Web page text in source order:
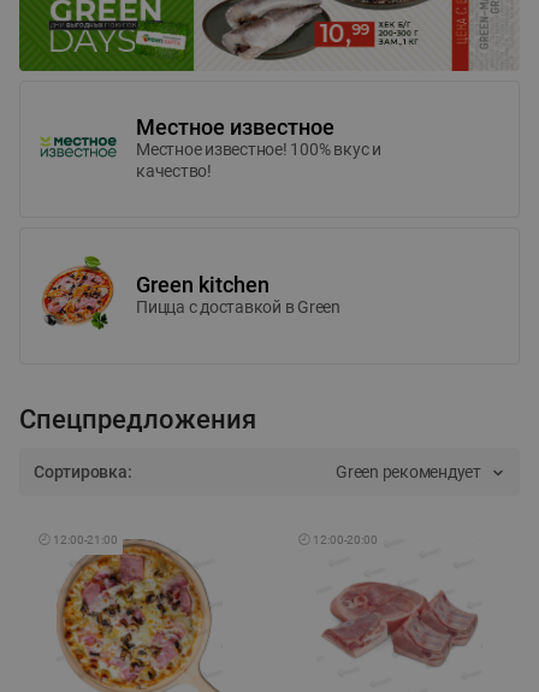
Местное известное
Местное известное! 100% вкус и
качество!
Green kitchen
Пицца c доставкой в Green
Спецпредложения
Сортировка: Green рекомендует
🕘 12:00-21:00 🕘 12:00-20:00